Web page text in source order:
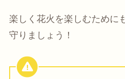
楽しく花火を楽しむために
守りましょう！